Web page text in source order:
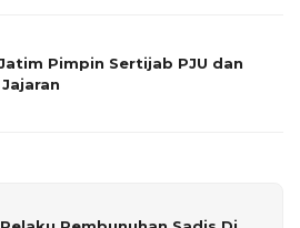
Pimpin Sertijab PJU dan